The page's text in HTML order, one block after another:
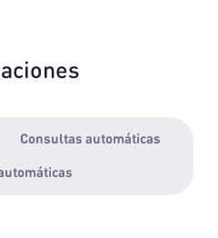
Consultas automáticas